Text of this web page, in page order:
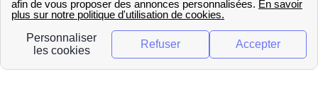
Nos outils
🛁 Simulateur consommation eau
💧 Comparer les fournisseurs
d’eau